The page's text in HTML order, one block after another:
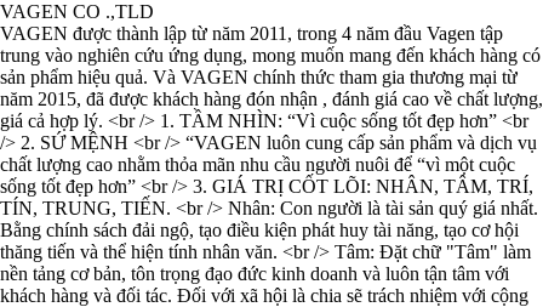
VAGEN CO .,TLD
VAGEN được thành lập từ năm 2011, trong 4 năm đầu Vagen tập
trung vào nghiên cứu ứng dụng, mong muốn mang đến khách hàng có
sản phẩm hiệu quả. Và VAGEN chính thức tham gia thương mại từ
năm 2015, đã được khách hàng đón nhận , đánh giá cao về chất lượng,
giá cả hợp lý. <br /> 1. TẦM NHÌN: “Vì cuộc sống tốt đẹp hơn” <br
/> 2. SỨ MỆNH <br /> “VAGEN luôn cung cấp sản phẩm và dịch vụ
chất lượng cao nhằm thỏa mãn nhu cầu người nuôi để “vì một cuộc
sống tốt đẹp hơn” <br /> 3. GIÁ TRỊ CỐT LÕI: NHÂN, TÂM, TRÍ,
TÍN, TRUNG, TIẾN. <br /> Nhân: Con người là tài sản quý giá nhất.
Bằng chính sách đải ngộ, tạo điều kiện phát huy tài năng, tạo cơ hội
thăng tiến và thể hiện tính nhân văn. <br /> Tâm: Đặt chữ "Tâm" làm
nền tảng cơ bản, tôn trọng đạo đức kinh doanh và luôn tận tâm với
khách hàng và đối tác. Đối với xã hội là chia sẽ trách nhiệm với cộng